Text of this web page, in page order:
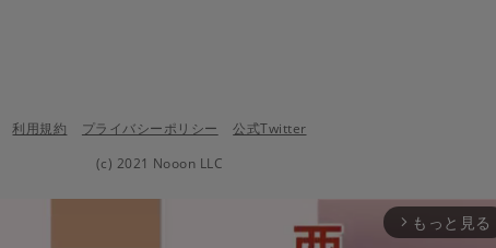
利用規約 プライバシーポリシー
公式Twitter
(c) 2021 Nooon LLC
arrow_forward_ios もっと見る